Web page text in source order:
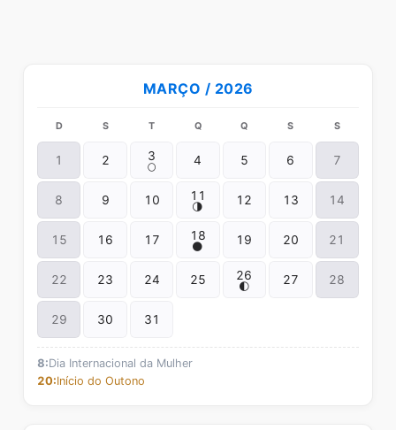
MARÇO / 2026
D S T Q Q S S
1 2 3
🌕 4 5 6 7
8 9 10 11
🌗 12 13 14
15 16 17 18
🌑 19 20 21
22 23 24 25 26
🌓 27 28
29 30 31
8:Dia Internacional da Mulher
20:Início do Outono